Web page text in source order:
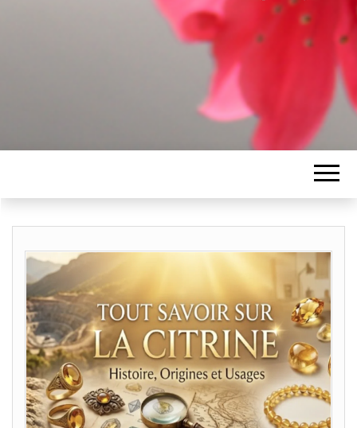
ALICE
BAWGAJ
Les petits mots d'Alice